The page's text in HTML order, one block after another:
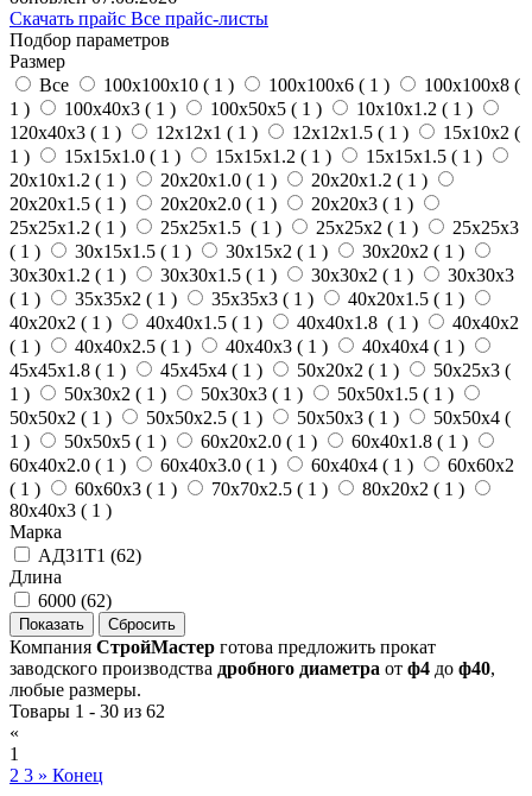
Скачать прайс Все прайс-листы
Подбор параметров
Размер
Все
100х100х10 ( 1 ) 100х100х6 ( 1 )
100х100х8 (
1 ) 100х40х3 ( 1 ) 100х50х5 ( 1 ) 10х10х1.2 ( 1 )
120х40х3 ( 1 ) 12х12х1 ( 1 ) 12х12х1.5 ( 1 )
15х10х2 (
1 ) 15х15х1.0 ( 1 ) 15х15х1.2 ( 1 ) 15х15х1.5 ( 1 )
20х10х1.2 ( 1 ) 20х20х1.0 ( 1 ) 20х20х1.2 ( 1 )
20х20х1.5 ( 1 ) 20х20х2.0 ( 1 ) 20х20х3 ( 1 )
25х25х1.2 ( 1 ) 25х25х1.5 ( 1 ) 25х25х2 ( 1 )
25х25х3
( 1 ) 30х15х1.5 ( 1 ) 30х15х2 ( 1 ) 30х20х2 ( 1 )
30х30х1.2 ( 1 ) 30х30х1.5 ( 1 ) 30х30х2 ( 1 )
30х30х3
( 1 ) 35х35х2 ( 1 ) 35х35х3 ( 1 ) 40х20х1.5 ( 1 )
40х20х2 ( 1 ) 40х40х1.5 ( 1 ) 40х40х1.8 ( 1 )
40х40х2
( 1 ) 40х40х2.5 ( 1 ) 40х40х3 ( 1 ) 40х40х4 ( 1 )
45х45х1.8 ( 1 ) 45х45х4 ( 1 ) 50х20х2 ( 1 )
50х25х3 (
1 ) 50х30х2 ( 1 ) 50х30х3 ( 1 ) 50х50х1.5 ( 1 )
50х50х2 ( 1 ) 50х50х2.5 ( 1 ) 50х50х3 ( 1 )
50х50х4 (
1 ) 50х50х5 ( 1 ) 60х20х2.0 ( 1 ) 60х40х1.8 ( 1 )
60х40х2.0 ( 1 ) 60х40х3.0 ( 1 ) 60х40х4 ( 1 )
60х60х2
( 1 ) 60х60х3 ( 1 ) 70х70х2.5 ( 1 ) 80х20х2 ( 1 )
80х40х3 ( 1 )
Марка
АД31Т1 (62)
Длина
6000 (62)
Компания СтройМастер готова предложить прокат
заводского производства дробного диаметра от ф4 до ф40,
любые размеры.
Товары 1 - 30 из 62
«
1
2 3 » Конец